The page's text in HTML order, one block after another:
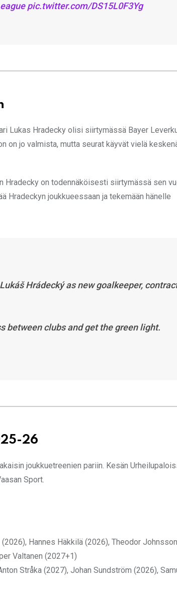
pic.twitter.com/DS15L0F3Yg
Lukas Hradecky olisi siirtymässä Bayer
on jo valmista, mutta seurat käyvät vielä
Hradecky on todennäköisesti siirtymässä sen
Hradeckyn joukkueessaan ja tekemään hänelle
Hrádecký as new goalkeeper,
between clubs and get the green light.
26
joukkuetreenien pariin. Kesän
Sport.
Hannes Häkkilä (2026), Theodor
Valtanen (2027+1)
Stråka (2027), Johan Sundström (2026),